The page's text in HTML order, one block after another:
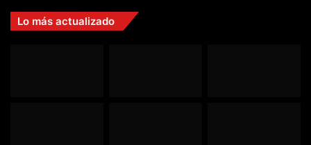
Lo más actualizado